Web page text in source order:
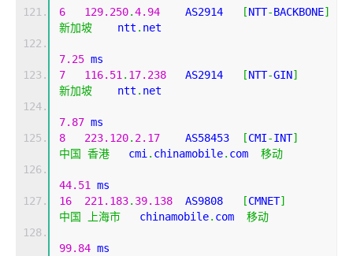
6
129.250.4.94
    AS2914
[NTT-BACKBONE]
新加坡
    ntt
. net
7.25 ms
7
116.51 . 17.238
   AS2914
[NTT-GIN]
新加坡
    ntt
. net
7.87 ms
8
223.120. 2.17
    AS58453
[CMI-INT]
中国
香港
   cmi
. chinamobile. com 移动
44.51
ms
16
221.183. 39.138
  AS9808
[CMNET]
中国
上海市
   chinamobile
. com 移动
99.84 ms